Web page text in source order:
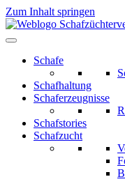
Zum Inhalt springen
Schafe
Schafhaltung
Schaferzeugnisse
Schafstories
Schafzucht